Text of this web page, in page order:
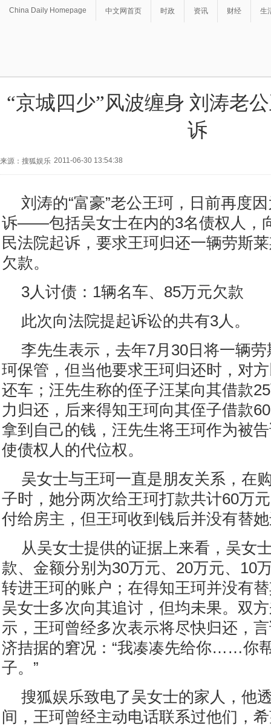
China Daily Homepage 中文网首页 时政 资讯 财经 生
“京城四少”风波缠身 刘涛老
诉
来源：搜狐娱乐 2011-06-30 13:54:38
刘涛的“富豪”老公王珂，日前再度
诉——包括吴女士在内的3名债权人，
民法院起诉，要求王珂归还一辆劳斯
欠款。
3人讨债：1辆名车、85万元欠款
此次向法院提起诉讼的共有3人。
李先生表示，去年7月30日将一辆
珂保管，但当他要求王珂归还时，对
还车；汪先生称的侄子汪某向其借款
力归还，后来得知王珂向其侄子借款
拿到自己的钱，汪先生将王珂作为被
使债权人的代位权。
吴女士与王珂一直是朋友关系，在
子时，她分两次给王珂打款共计60万
付给房主，但王珂收到钱后并没有替
从吴女士提供的证据上来看，吴女
款、金额分别为30万元、20万元、10
转进王珂的账户；在得知王珂并没有
吴女士多次向其追讨，但均未果。双
示，王珂曾经多次表示将尽快归还，
济拮据的窘况：“我凑凑先给你……你
子。”
搜狐娱乐致电了吴女士的家人，他
间，王珂曾经主动电话联系过他们，